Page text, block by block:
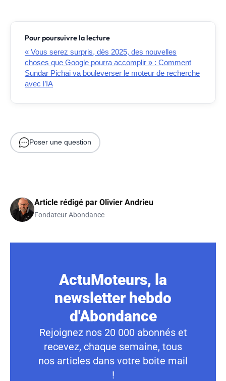
Pour poursuivre la lecture
« Vous serez surpris, dès 2025, des nouvelles
choses que Google pourra accomplir » : Comment
Sundar Pichai va bouleverser le moteur de recherche
avec l’IA
Poser une question
Article rédigé par Olivier Andrieu
Fondateur Abondance
ActuMoteurs, la
newsletter hebdo
d'Abondance
Rejoignez nos 20 000 abonnés et
recevez, chaque semaine, tous
nos articles dans votre boite mail
!